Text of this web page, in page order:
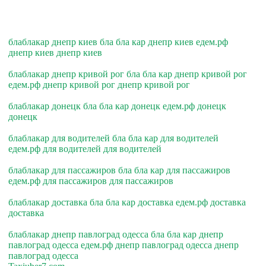
блаблакар днепр киев бла бла кар днепр киев едем.рф
днепр киев днепр киев
блаблакар днепр кривой рог бла бла кар днепр кривой рог
едем.рф днепр кривой рог днепр кривой рог
блаблакар донецк бла бла кар донецк едем.рф донецк
донецк
блаблакар для водителей бла бла кар для водителей
едем.рф для водителей для водителей
блаблакар для пассажиров бла бла кар для пассажиров
едем.рф для пассажиров для пассажиров
блаблакар доставка бла бла кар доставка едем.рф доставка
доставка
блаблакар днепр павлоград одесса бла бла кар днепр
павлоград одесса едем.рф днепр павлоград одесса днепр
павлоград одесса